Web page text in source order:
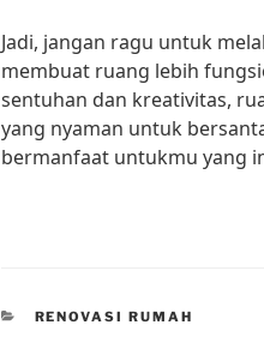
Jadi, jangan ragu untuk
membuat ruang lebih
sentuhan dan kreativitas,
yang nyaman untuk
bermanfaat untukmu yang
CATEGORIES
RENOVASI RUMAH